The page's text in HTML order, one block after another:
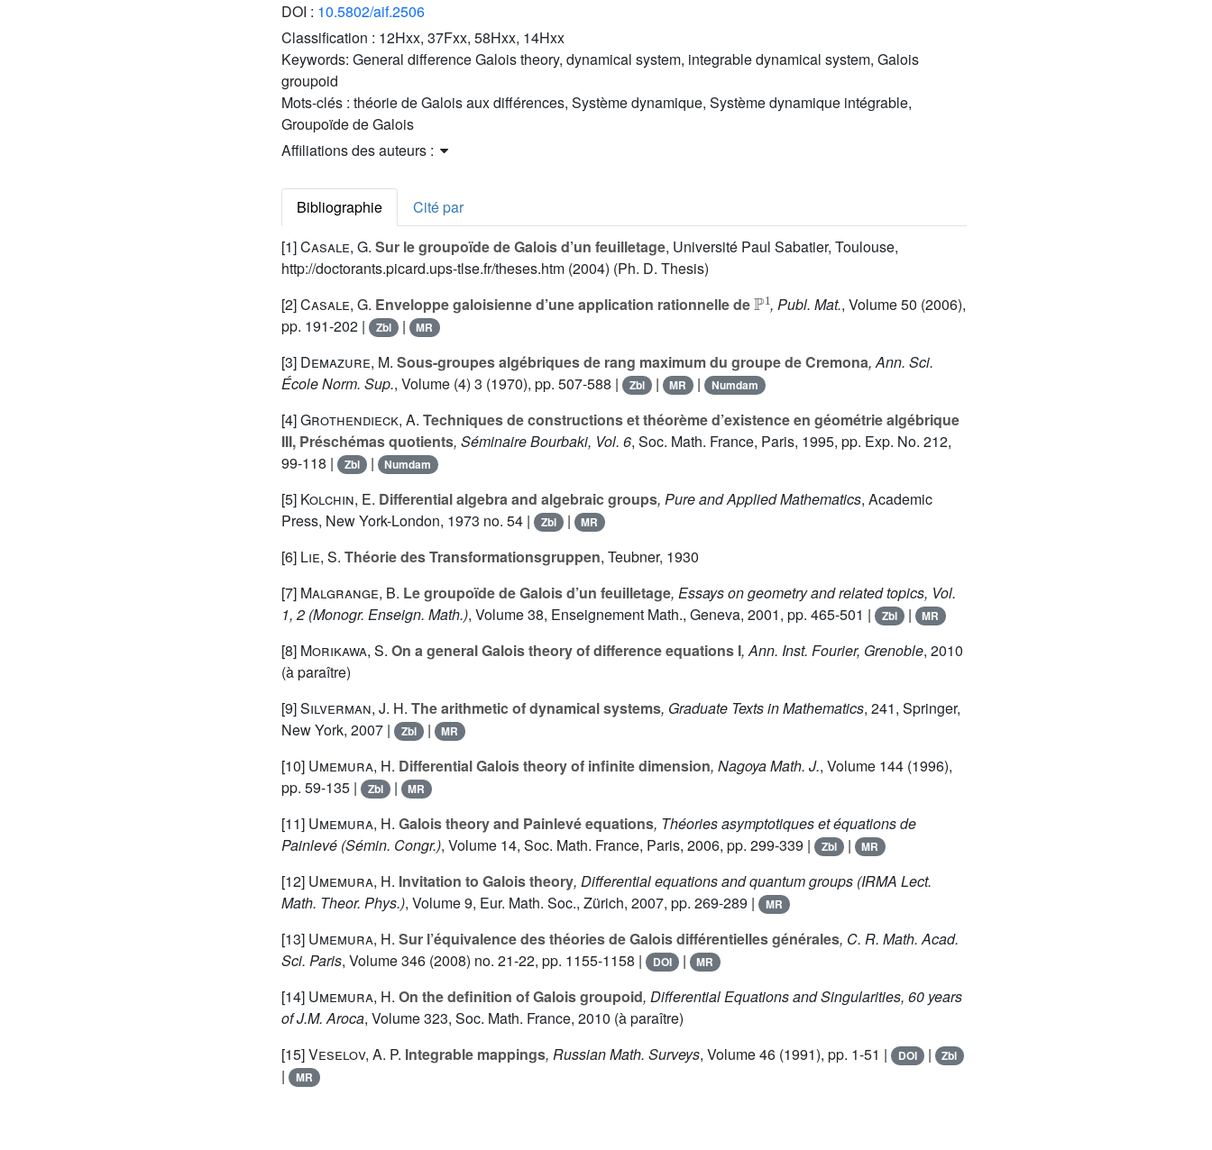
DOI : 10.5802/aif.2506
Classification : 12Hxx, 37Fxx, 58Hxx, 14Hxx
Keywords: General difference Galois theory, dynamical system, integrable dynamical system, Galois
groupoid
Mots-clés : théorie de Galois aux différences, Système dynamique, Système dynamique intégrable,
Groupoïde de Galois
Affiliations des auteurs :
Bibliographie
Cité par
[1]Casale, G. Sur le groupoïde de Galois d’un feuilletage, Université Paul Sabatier, Toulouse,
http://doctorants.picard.ups-tlse.fr/theses.htm (2004) (Ph. D. Thesis)
[2]Casale, G. Enveloppe galoisienne d’une application rationnelle de
1
, Publ. Mat., Volume 50 (2006),
pp. 191-202 |
Zbl | MR
[3] Demazure, M. Sous-groupes algébriques de rang maximum du groupe de Cremona, Ann. Sci.
École Norm. Sup., Volume (4) 3 (1970), pp. 507-588 | Zbl | MR | Numdam
[4]Grothendieck, A. Techniques de constructions et théorème d’existence en géométrie algébrique
III, Préschémas quotients, Séminaire Bourbaki, Vol. 6, Soc. Math. France, Paris, 1995, pp. Exp. No. 212,
99-118 |
Zbl | Numdam
[5] Kolchin, E. Differential algebra and algebraic groups, Pure and Applied Mathematics, Academic
Press, New York-London, 1973 no. 54 |
Zbl | MR
[6] Lie, S. Théorie des Transformationsgruppen, Teubner, 1930
[7] Malgrange, B. Le groupoïde de Galois d’un feuilletage, Essays on geometry and related topics, Vol.
1, 2 (Monogr. Enseign. Math.), Volume 38, Enseignement Math., Geneva, 2001, pp. 465-501 | Zbl | MR
[8] Morikawa, S. On a general Galois theory of difference equations I, Ann. Inst. Fourier, Grenoble, 2010
(à paraître)
[9]Silverman, J. H. The arithmetic of dynamical systems, Graduate Texts in Mathematics, 241, Springer,
New York, 2007 |
Zbl | MR
[10] Umemura, H. Differential Galois theory of infinite dimension, Nagoya Math. J., Volume 144 (1996),
pp. 59-135 |
Zbl | MR
[11] Umemura, H. Galois theory and Painlevé equations, Théories asymptotiques et équations de
Painlevé (Sémin. Congr.), Volume 14, Soc. Math. France, Paris, 2006, pp. 299-339 | Zbl | MR
[12] Umemura, H. Invitation to Galois theory, Differential equations and quantum groups (IRMA Lect.
Math. Theor. Phys.), Volume 9, Eur. Math. Soc., Zürich, 2007, pp. 269-289 | MR
[13] Umemura, H. Sur l’équivalence des théories de Galois différentielles générales, C. R. Math. Acad.
Sci. Paris, Volume 346 (2008) no. 21-22, pp. 1155-1158 | DOI | MR
[14] Umemura, H. On the definition of Galois groupoid, Differential Equations and Singularities, 60 years
of J.M. Aroca, Volume 323, Soc. Math. France, 2010 (à paraître)
[15]Veselov, A. P. Integrable mappings, Russian Math. Surveys, Volume 46 (1991), pp. 1-51 | DOI | Zbl
| MR